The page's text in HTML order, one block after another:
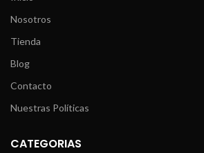
Nosotros
Tienda
Blog
Contacto
Nuestras Políticas
CATEGORIAS